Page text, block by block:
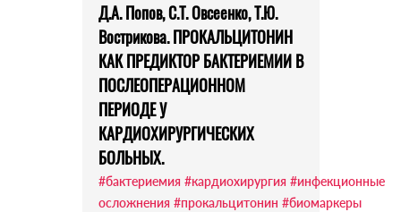
Д.А. Попов, С.Т. Овсеенко, Т.Ю.
Вострикова. ПРОКАЛЬЦИТОНИН
КАК ПРЕДИКТОР БАКТЕРИЕМИИ В
ПОСЛЕОПЕРАЦИОННОМ
ПЕРИОДЕ У
КАРДИОХИРУРГИЧЕСКИХ
БОЛЬНЫХ.
#бактериемия #кардиохирургия #инфекционные
осложнения #прокальцитонин #биомаркеры